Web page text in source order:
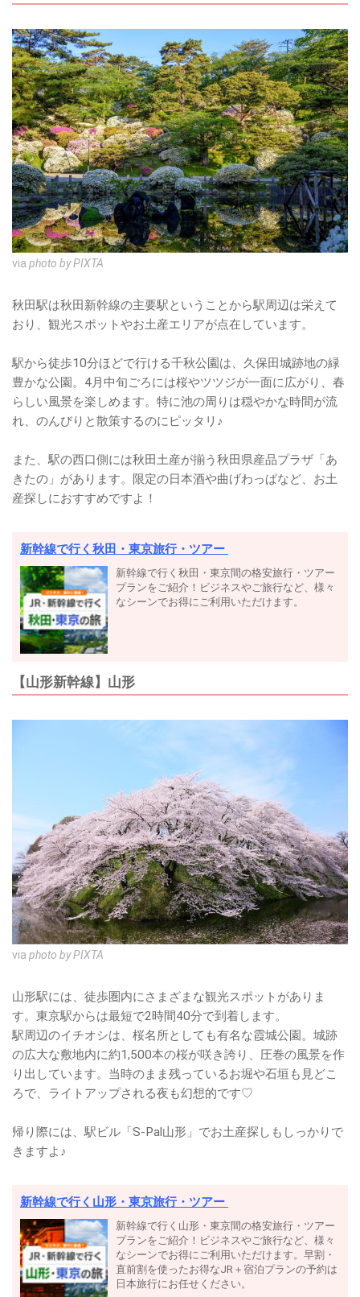
via photo by PIXTA
秋田駅は秋田新幹線の主要駅ということから駅周辺は栄えて
おり、観光スポットやお土産エリアが点在しています。
駅から徒歩10分ほどで行ける千秋公園は、久保田城跡地の緑
豊かな公園。4月中旬ごろには桜やツツジが一面に広がり、春
らしい風景を楽しめます。特に池の周りは穏やかな時間が流
れ、のんびりと散策するのにピッタリ♪
また、駅の西口側には秋田土産が揃う秋田県産品プラザ「あ
きたの」があります。限定の日本酒や曲げわっぱなど、お土
産探しにおすすめですよ！
新幹線で行く秋田・東京旅行・ツアー
新幹線で行く秋田・東京間の格安旅行・ツアー
プランをご紹介！ビジネスやご旅行など、様々
なシーンでお得にご利用いただけます。
【山形新幹線】山形
via photo by PIXTA
山形駅には、徒歩圏内にさまざまな観光スポットがありま
す。東京駅からは最短で2時間40分で到着します。
駅周辺のイチオシは、桜名所としても有名な霞城公園。城跡
の広大な敷地内に約1,500本の桜が咲き誇り、圧巻の風景を作
り出しています。当時のまま残っているお堀や石垣も見どこ
ろで、ライトアップされる夜も幻想的です♡
帰り際には、駅ビル「S-Pal山形」でお土産探しもしっかりで
きますよ♪
新幹線で行く山形・東京旅行・ツアー
新幹線で行く山形・東京間の格安旅行・ツアー
プランをご紹介！ビジネスやご旅行など、様々
なシーンでお得にご利用いただけます。早割・
直前割を使ったお得なJR＋宿泊プランの予約は
日本旅行にお任せください。